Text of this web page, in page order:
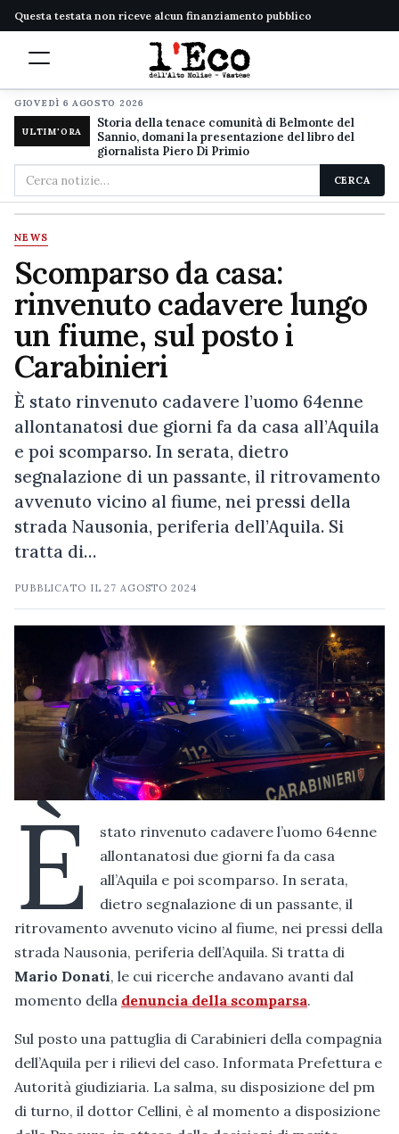
Questa testata non riceve alcun finanziamento pubblico
GIOVEDÌ 6 AGOSTO 2026
ULTIM'ORA
Storia della tenace comunità di Belmonte del
Sannio, domani la presentazione del libro del
giornalista Piero Di Primio
Cerca
nel
sito
CERCA
NEWS
Scomparso da casa:
rinvenuto cadavere lungo
un fiume, sul posto i
Carabinieri
È stato rinvenuto cadavere l’uomo 64enne
allontanatosi due giorni fa da casa all’Aquila
e poi scomparso. In serata, dietro
segnalazione di un passante, il ritrovamento
avvenuto vicino al fiume, nei pressi della
strada Nausonia, periferia dell’Aquila. Si
tratta di…
PUBBLICATO IL27 AGOSTO 2024
È
stato rinvenuto cadavere l’uomo 64enne
allontanatosi due giorni fa da casa
all’Aquila e poi scomparso. In serata,
dietro segnalazione di un passante, il
ritrovamento avvenuto vicino al fiume, nei pressi della
strada Nausonia, periferia dell’Aquila. Si tratta di
Mario Donati, le cui ricerche andavano avanti dal
momento della denuncia della scomparsa.
Sul posto una pattuglia di Carabinieri della compagnia
dell’Aquila per i rilievi del caso. Informata Prefettura e
Autorità giudiziaria. La salma, su disposizione del pm
di turno, il dottor Cellini, è al momento a disposizione